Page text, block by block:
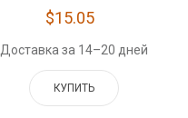
$15.05
Доставка за 14–20 дней
КУПИТЬ